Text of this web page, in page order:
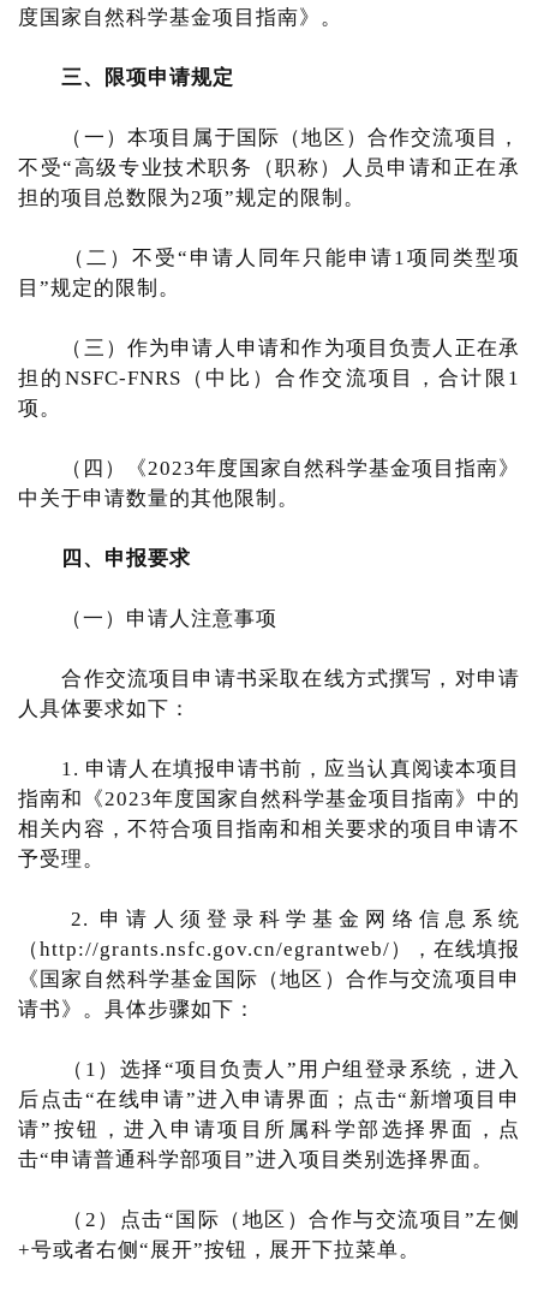
度国家自然科学基金项目指南》。
三、限项申请规定
（一）本项目属于国际（地区）合作交流项目，
不受“高级专业技术职务（职称）人员申请和正在承
担的项目总数限为2项”规定的限制。
（二）不受“申请人同年只能申请1项同类型项
目”规定的限制。
（三）作为申请人申请和作为项目负责人正在承
担的NSFC-FNRS（中比）合作交流项目，合计限1
项。
（四）《2023年度国家自然科学基金项目指南》
中关于申请数量的其他限制。
四、申报要求
（一）申请人注意事项
合作交流项目申请书采取在线方式撰写，对申请
人具体要求如下：
1. 申请人在填报申请书前，应当认真阅读本项目
指南和《2023年度国家自然科学基金项目指南》中的
相关内容，不符合项目指南和相关要求的项目申请不
予受理。
2. 申请人须登录科学基金网络信息系统
（http://grants.nsfc.gov.cn/egrantweb/），在线填报
《国家自然科学基金国际（地区）合作与交流项目申
请书》。具体步骤如下：
（1）选择“项目负责人”用户组登录系统，进入
后点击“在线申请”进入申请界面；点击“新增项目申
请”按钮，进入申请项目所属科学部选择界面，点
击“申请普通科学部项目”进入项目类别选择界面。
（2）点击“国际（地区）合作与交流项目”左侧
+号或者右侧“展开”按钮，展开下拉菜单。